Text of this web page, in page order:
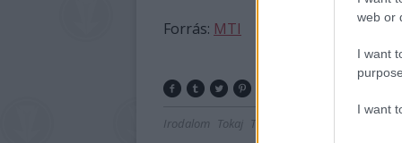
web or
I want
I want
Forrás: MTI
Irodalom Tokaj Tábor